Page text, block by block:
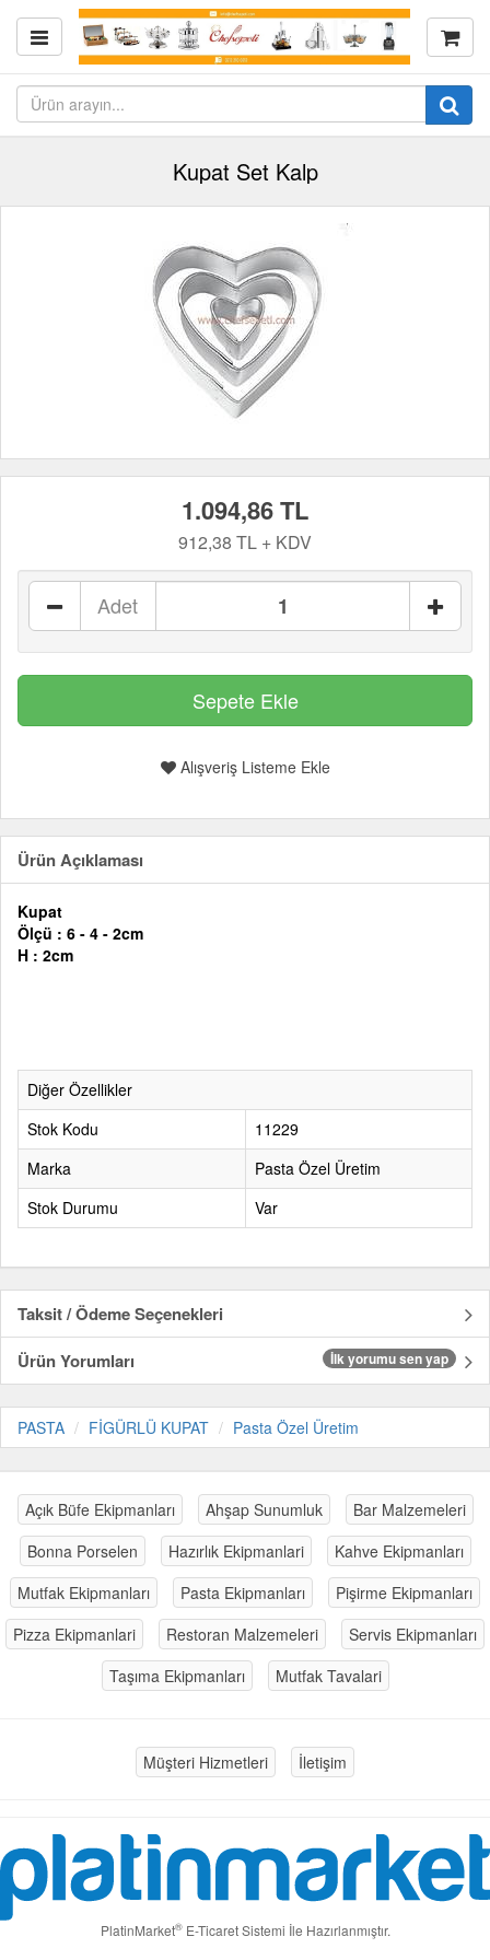
Kupat Set Kalp
1.094,86 TL
912,38 TL + KDV
Adet
Alışveriş Listeme Ekle
Ürün Açıklaması
Kupat
Ölçü : 6 - 4 - 2cm
H : 2cm
Diğer Özellikler
Stok Kodu
11229
Marka
Pasta Özel Üretim
Stok Durumu
Var
Taksit / Ödeme Seçenekleri
Ürün Yorumları
İlk yorumu sen yap
PASTA FİGÜRLÜ KUPAT Pasta Özel Üretim
Açık Büfe Ekipmanları Ahşap Sunumluk
Bar Malzemeleri
Bonna Porselen
Hazırlık Ekipmanlari
Kahve Ekipmanları
Mutfak Ekipmanları
Pasta Ekipmanları
Pişirme Ekipmanları
Pizza Ekipmanlari
Restoran Malzemeleri
Servis Ekipmanları
Taşıma Ekipmanları
Mutfak Tavalari
Müşteri Hizmetleri İletişim
PlatinMarket®E-Ticaret Sistemi İle Hazırlanmıştır.